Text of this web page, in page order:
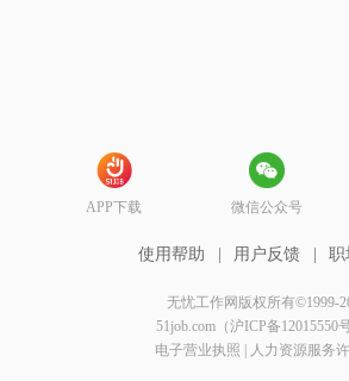
APP下载 微信公众号
使用帮助 用户反馈 职
无忧工作网版权所有©1999-
51job.com（沪ICP备12015550号
电子营业执照
人力资源服务